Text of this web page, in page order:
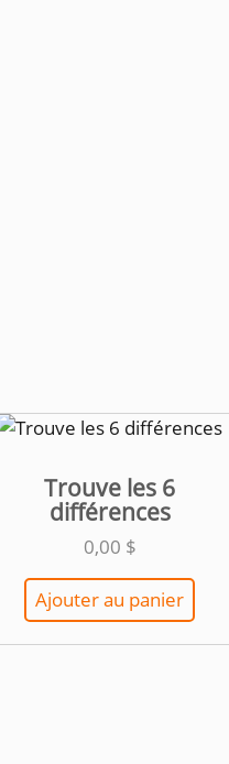
Trouve les 6
différences
0,00 $
Ajouter au panier